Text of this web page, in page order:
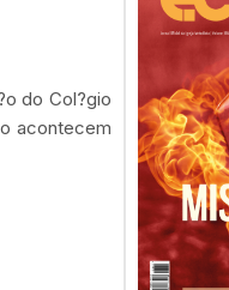
do Col?gio
acontecem